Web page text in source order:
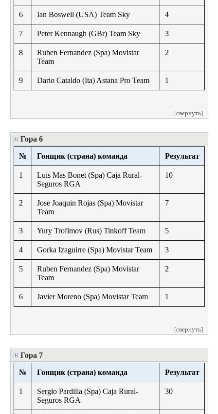
6 Ian Boswell (USA) Team Sky 4
7 Peter Kennaugh (GBr) Team Sky 3
8
Ruben Fernandez (Spa) Movistar
Team
2
9 Dario Cataldo (Ita) Astana Pro Team 1
[свернуть]
Гора 6
№ Гонщик (страна) команда Результат
1
Luis Mas Bonet (Spa) Caja Rural-
Seguros RGA
10
2
Jose Joaquin Rojas (Spa) Movistar
Team
7
3 Yury Trofimov (Rus) Tinkoff Team 5
4 Gorka Izaguirre (Spa) Movistar Team 3
5
Ruben Fernandez (Spa) Movistar
Team
2
6 Javier Moreno (Spa) Movistar Team 1
[свернуть]
Гора 7
№ Гонщик (страна) команда Результат
1
Sergio Pardilla (Spa) Caja Rural-
Seguros RGA
30